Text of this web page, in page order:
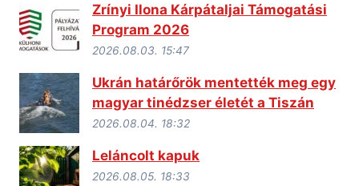
Zrínyi Ilona Kárpátaljai Támogatási
Program 2026
2026.08.03. 15:47
Ukrán határőrök mentették meg egy
magyar tinédzser életét a Tiszán
2026.08.04. 18:32
Leláncolt kapuk
2026.08.05. 18:33